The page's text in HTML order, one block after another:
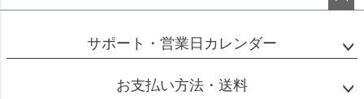
ップ
サポート・営業日カレンダー
お支払い方法・送料